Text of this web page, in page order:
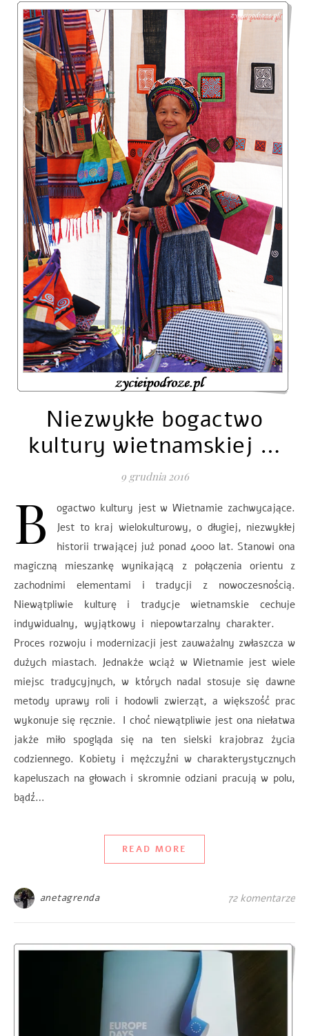
Niezwykłe bogactwo
kultury wietnamskiej …
9 grudnia 2016
B
ogactwo kultury jest w Wietnamie zachwycające.
Jest to kraj wielokulturowy, o długiej, niezwykłej
historii trwającej już ponad 4000 lat. Stanowi ona
magiczną mieszankę wynikającą z połączenia orientu z
zachodnimi elementami i tradycji z nowoczesnością.
Niewątpliwie kulturę i tradycje wietnamskie cechuje
indywidualny, wyjątkowy i niepowtarzalny charakter.
Proces rozwoju i modernizacji jest zauważalny zwłaszcza w
dużych miastach. Jednakże wciąż w Wietnamie jest wiele
miejsc tradycyjnych, w których nadal stosuje się dawne
metody uprawy roli i hodowli zwierząt, a większość prac
wykonuje się ręcznie. I choć niewątpliwie jest ona niełatwa
jakże miło spogląda się na ten sielski krajobraz życia
codziennego. Kobiety i mężczyźni w charakterystycznych
kapeluszach na głowach i skromnie odziani pracują w polu,
bądź…
READ MORE
anetagrenda 72 komentarze